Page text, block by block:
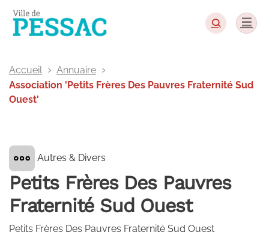
Accueil
Annuaire
Association 'Petits Frères Des Pauvres Fraternité Sud
Ouest'
Autres & Divers
Petits Frères Des Pauvres
Fraternité Sud Ouest
Petits Frères Des Pauvres Fraternité Sud Ouest
Panneau de gestion des cookies